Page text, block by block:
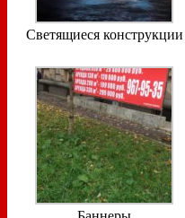
Светящиеся конструкции